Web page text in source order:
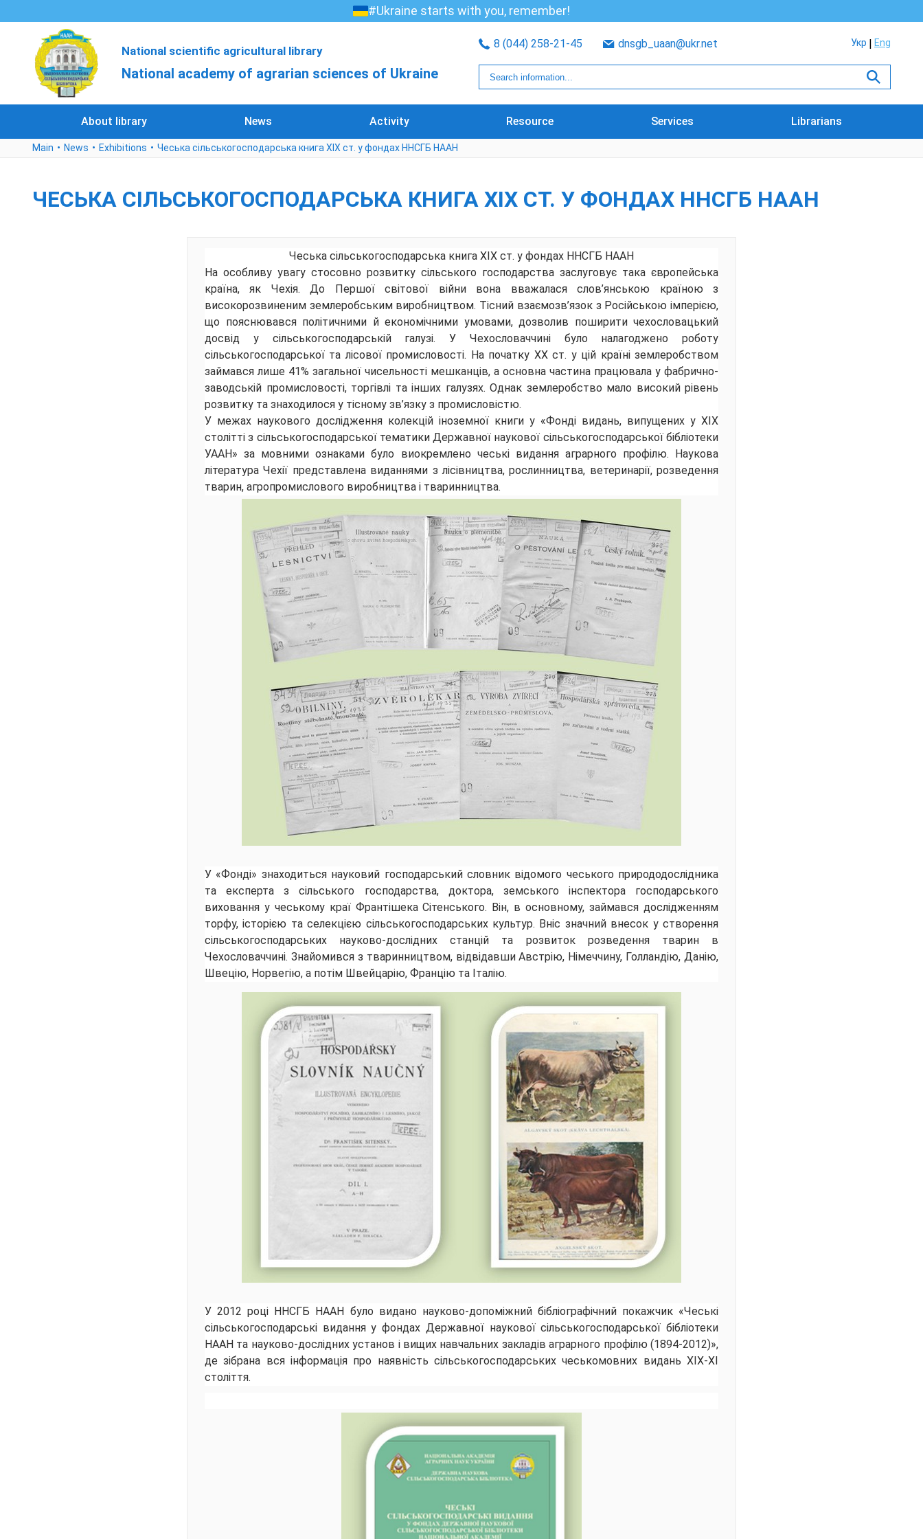
#Ukraine starts with you, remember!
National scientific agricultural library
National academy of agrarian sciences of Ukraine
8 (044) 258-21-45 dnsgb_uaan@ukr.net Укр Eng
About library News Activity Resource Services Librarians
Main News Exhibitions Чеська сільськогосподарська книга XIX ст. у фондах ННСГБ НААН
ЧЕСЬКА СІЛЬСЬКОГОСПОДАРСЬКА КНИГА XIX СТ. У ФОНДАХ ННСГБ НААН
Чеська сільськогосподарська книга XIX ст. у фондах ННСГБ НААН
На особливу увагу стосовно розвитку сільського господарства заслуговує така європейська
країна, як Чехія. До Першої світової війни вона вважалася слов’янською країною з
високорозвиненим землеробським виробництвом. Тісний взаємозв’язок з Російською імперією,
що пояснювався політичними й економічними умовами, дозволив поширити чехословацький
досвід у сільськогосподарській галузі. У Чехословаччині було налагоджено роботу
сільськогосподарської та лісової промисловості. На початку ХХ ст. у цій країні землеробством
займався лише 41% загальної чисельності мешканців, а основна частина працювала у фабрично-
заводській промисловості, торгівлі та інших галузях. Однак землеробство мало високий рівень
розвитку та знаходилося у тісному зв’язку з промисловістю.
У межах наукового дослідження колекцій іноземної книги у «Фонді видань, випущених у XIX
столітті з сільськогосподарської тематики Державної наукової сільськогосподарської бібліотеки
УААН» за мовними ознаками було виокремлено чеські видання аграрного профілю. Наукова
література Чехії представлена виданнями з лісівництва, рослинництва, ветеринарії, розведення
тварин, агропромислового виробництва і тваринництва.
У «Фонді» знаходиться науковий господарський словник відомого чеського природодослідника
та експерта з сільського господарства, доктора, земського інспектора господарського
виховання у чеському краї Франтішека Сітенського. Він, в основному, займався дослідженням
торфу, історією та селекцією сільськогосподарських культур. Вніс значний внесок у створення
сільськогосподарських науково-дослідних станцій та розвиток розведення тварин в
Чехословаччині. Знайомився з тваринництвом, відвідавши Австрію, Німеччину, Голландію, Данію,
Швецію, Норвегію, а потім Швейцарію, Францію та Італію.
У 2012 році ННСГБ НААН було видано науково-допоміжний бібліографічний покажчик «Чеські
сільськогосподарські видання у фондах Державної наукової сільськогосподарської бібліотеки
НААН та науково-дослідних установ і вищих навчальних закладів аграрного профілю (1894-2012)»,
де зібрана вся інформація про наявність сільськогосподарських чеськомовних видань XIX-XI
століття.